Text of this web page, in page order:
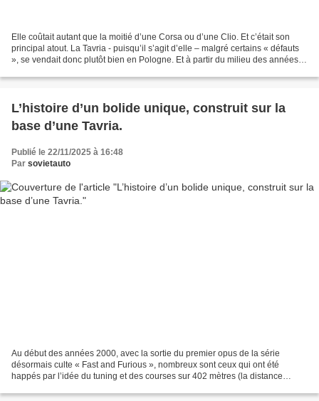
Elle coûtait autant que la moitié d’une Corsa ou d’une Clio. Et c’était son
principal atout. La Tavria - puisqu’il s’agit d’elle – malgré certains « défauts
», se vendait donc plutôt bien en Pologne. Et à partir du milieu des années
L’histoire d’un bolide unique, construit sur la
base d’une Tavria.
Publié le 22/11/2025 à 16:48
Par sovietauto
Au début des années 2000, avec la sortie du premier opus de la série
désormais culte « Fast and Furious », nombreux sont ceux qui ont été
happés par l’idée du tuning et des courses sur 402 mètres (la distance